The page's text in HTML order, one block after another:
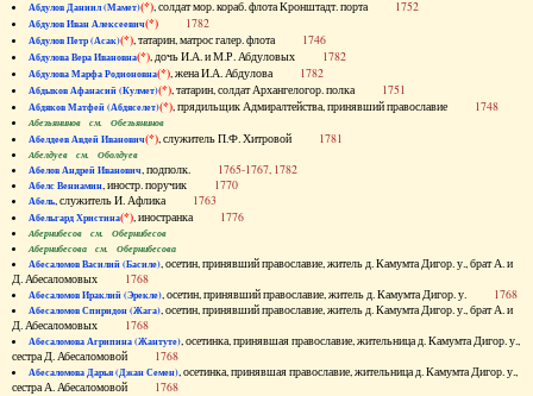
Абдулов Даниил (Мамет)(*), солдат мор. кораб. флота Кронштадт. порта 1752
Абдулов Иван Алексеевич(*) 1782
Абдулов Петр (Асак)(*), татарин, матрос галер. флота 1746
Абдулова Вера Ивановна(*), дочь И.А. и М.Р. Абдуловых 1782
Абдулова Марфа Родионовна(*), жена И.А. Абдулова 1782
Абдыков Афанасий (Кулмет)(*), татарин, солдат Архангелогор. полка 1751
Абдяков Матфей (Абдяселет)(*), прядильщик Адмиралтейства, принявший православие 1748
Абезьянинов см. Обезьянинов
Абелдеев Авдей Иванович(*), служитель П.Ф. Хитровой 1781
Абелдуев см. Оболдуев
Абелов Андрей Иванович, подполк. 1765-1767, 1782
Абелс Вениамин, иностр. поручик 1770
Абель, служитель И. Афлика 1763
Абельгард Христина(*), иностранка 1776
Абернибесов см. Обернибесов
Абернибесова см. Обернибесова
Абесаломов Василий (Басиле), осетин, принявший православие, житель д. Камумта Дигор. у., брат А. и
Д. Абесаломовых 1768
Абесаломов Ираклий (Эрекле), осетин, принявший православие, житель д. Камумта Дигор. у. 1768
Абесаломов Спиридон (Жага), осетин, принявший православие, житель д. Камумта Дигор. у., брат А. и
Д. Абесаломовых 1768
Абесаломова Агрипина (Жантуте), осетинка, принявшая православие, жительница д. Камумта Дигор. у.,
сестра Д. Абесаломовой 1768
Абесаломова Дарья (Джан Семен), осетинка, принявшая православие, жительница д. Камумта Дигор. у.,
сестра А. Абесаломовой 1768